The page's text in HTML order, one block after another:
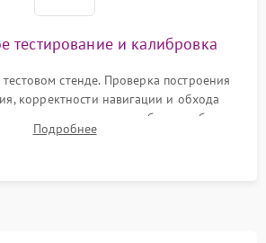
тестирование и калибровка
стенде. Проверка построения
корректности навигации и обхода
силы всасывания и работы турбины.
возврата на док-станцию и
Подробнее